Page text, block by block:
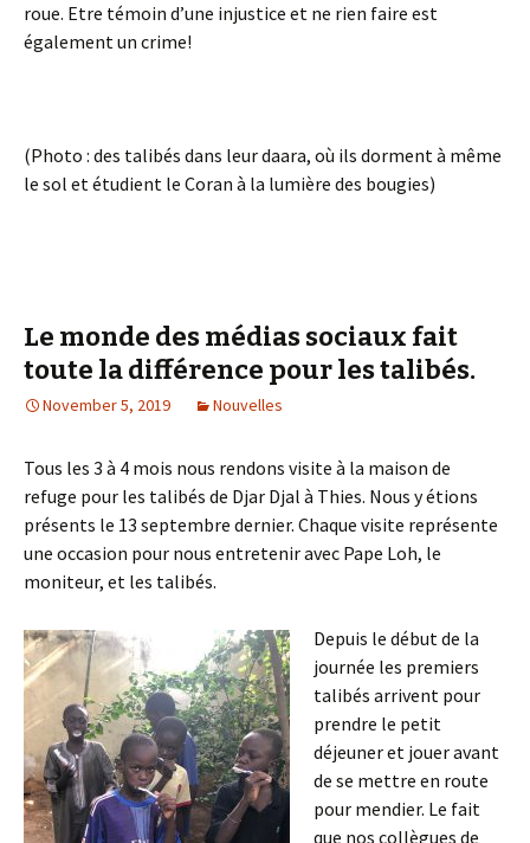
roue. Etre témoin d’une injustice et ne rien faire est
également un crime!
(Photo : des talibés dans leur daara, où ils dorment à même
le sol et étudient le Coran à la lumière des bougies)
Le monde des médias sociaux fait
toute la différence pour les talibés.
November 5, 2019 Nouvelles
Tous les 3 à 4 mois nous rendons visite à la maison de
refuge pour les talibés de Djar Djal à Thies. Nous y étions
présents le 13 septembre dernier. Chaque visite représente
une occasion pour nous entretenir avec Pape Loh, le
moniteur, et les talibés.
Depuis le début de la
journée les premiers
talibés arrivent pour
prendre le petit
déjeuner et jouer avant
de se mettre en route
pour mendier. Le fait
que nos collègues de